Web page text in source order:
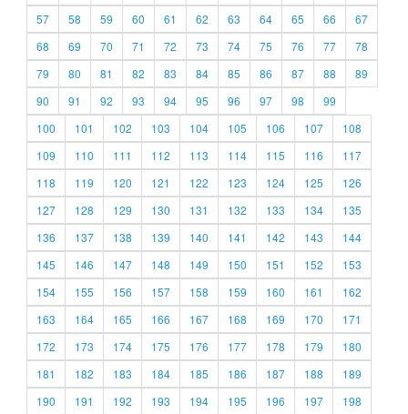
57
58 59 60 61 62 63 64 65 66
67
68
69 70 71 72 73 74 75 76 77
78
79
80 81 82 83 84 85 86 87 88
89
90
91 92 93 94 95 96 97 98
99
100
101 102 103 104 105 106 107
108
109
110 111 112 113 114 115 116
117
118
119 120 121 122 123 124 125
126
127
128 129 130 131 132 133 134
135
136
137 138 139 140 141 142 143
144
145
146 147 148 149 150 151 152
153
154
155 156 157 158 159 160 161
162
163
164 165 166 167 168 169 170
171
172
173 174 175 176 177 178 179
180
181
182 183 184 185 186 187 188
189
190
191 192 193 194 195 196 197
198